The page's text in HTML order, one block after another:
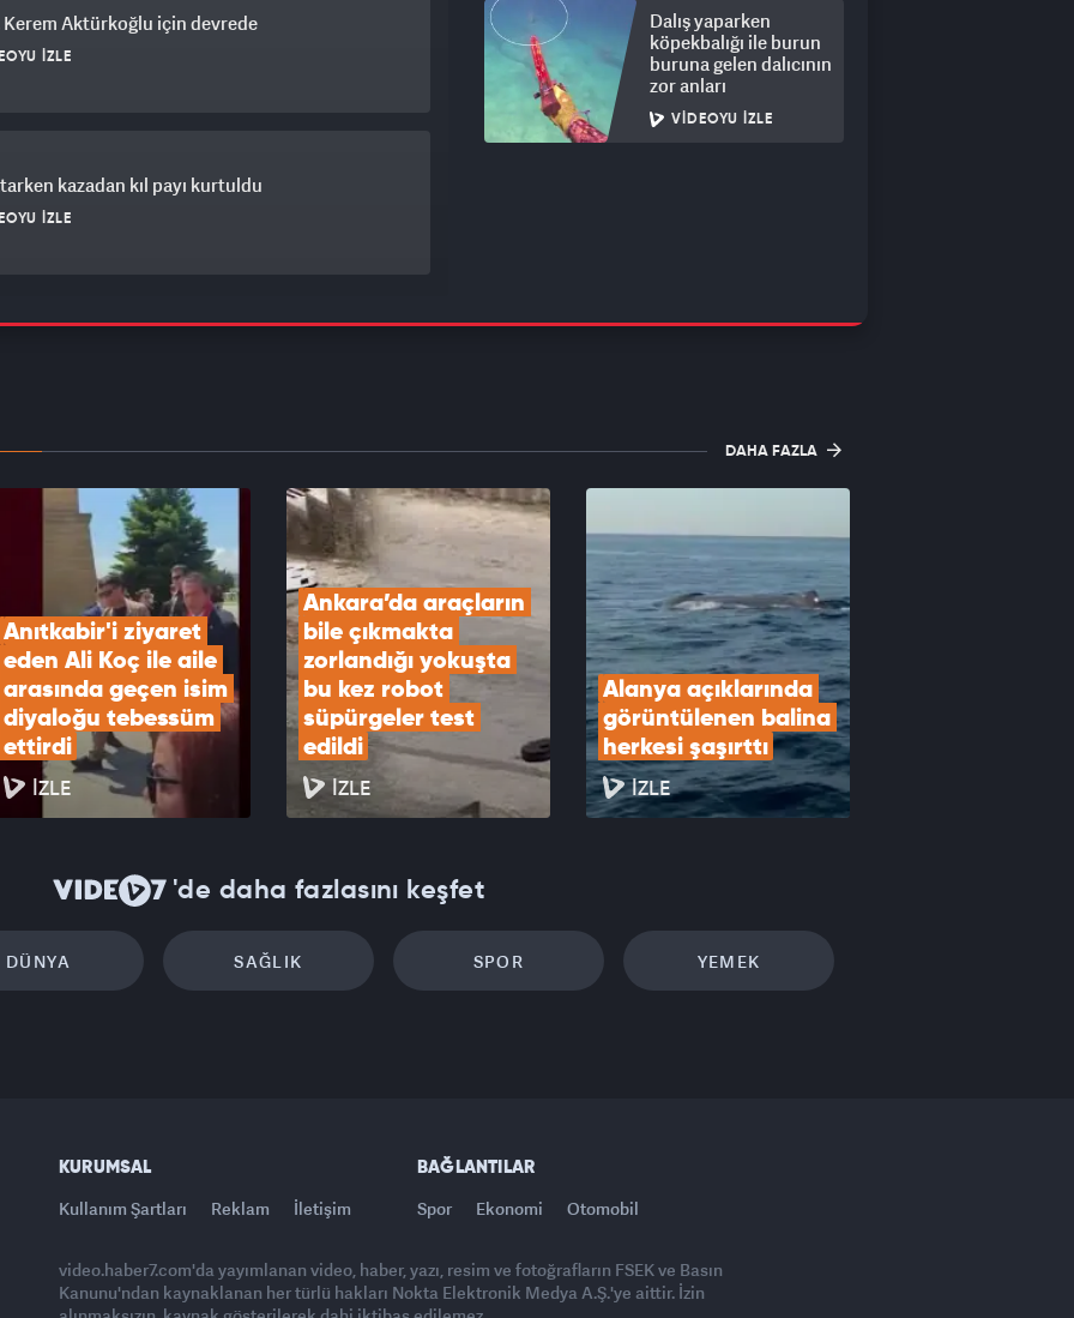
Kerem Aktürkoğlu için devrede
İZLE
kazadan kıl payı kurtuldu
İZLE
çay tiryakisi! İnce belli bardaktan içti...
anlar kamerada
Dalış yaparken
köpekbalığı ile burun
buruna gelen dalıcının
zor anları
VIDEOYU İZLE
DAHA FAZLA
Anıtkabir'i ziyaret
eden Ali Koç ile aile
arasında geçen isim
diyaloğu tebessüm
ettirdi
İZLE
Ankara’da araçların
bile çıkmakta
zorlandığı yokuşta
bu kez robot
süpürgeler test
edildi
İZLE
Alanya açıklarında
görüntülenen balina
herkesi şaşırttı
İZLE
'de daha fazlasını keşfet
DÜNYA SAĞLIK SPOR YEMEK
KURUMSAL
Kullanım Şartları Reklam İletişim
BAĞLANTILAR
Spor Ekonomi Otomobil
video.haber7.com'da yayımlanan video, haber, yazı, resim ve fotoğrafların FSEK ve Basın
Kanunu'ndan kaynaklanan her türlü hakları Nokta Elektronik Medya A.Ş.'ye aittir. İzin